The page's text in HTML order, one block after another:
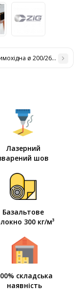
ø 200/260 н / н
Лазерний
шов
Базальтове
300 кг/м³
складська
наявність